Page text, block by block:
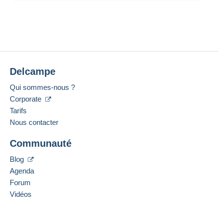
Delcampe
Qui sommes-nous ?
Corporate
Tarifs
Nous contacter
Communauté
Blog
Agenda
Forum
Vidéos